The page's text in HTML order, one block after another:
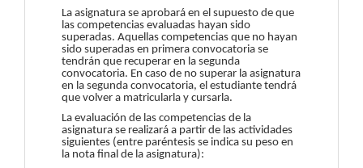
La asignatura se aprobará en el supuesto de que
las competencias evaluadas hayan sido
superadas. Aquellas competencias que no hayan
sido superadas en primera convocatoria se
tendrán que recuperar en la segunda
convocatoria. En caso de no superar la asignatura
en la segunda convocatoria, el estudiante tendrá
que volver a matricularla y cursarla.
La evaluación de las competencias de la
asignatura se realizará a partir de las actividades
siguientes (entre paréntesis se indica su peso en
la nota final de la asignatura):